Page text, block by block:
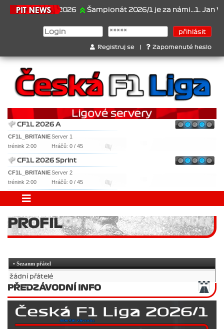
21.6.2026 Šampionát 2026/1 je za námi...1. Jan
Registruj se Zapomenuté heslo
CF1L 2026 A
CF1L_BRITANIEServer 1
trénink 2:00
Hráčů: 0 / 45
CF1L 2026 Sprint
CF1L_BRITANIEServer 2
trénink 2:00
Hráčů: 0 / 45
PROFIL
• Sezanm přátel
žádní přátelé
PŘEDZÁVODNÍ INFO